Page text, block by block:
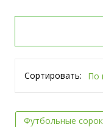
Сортировать: По
Футбольные